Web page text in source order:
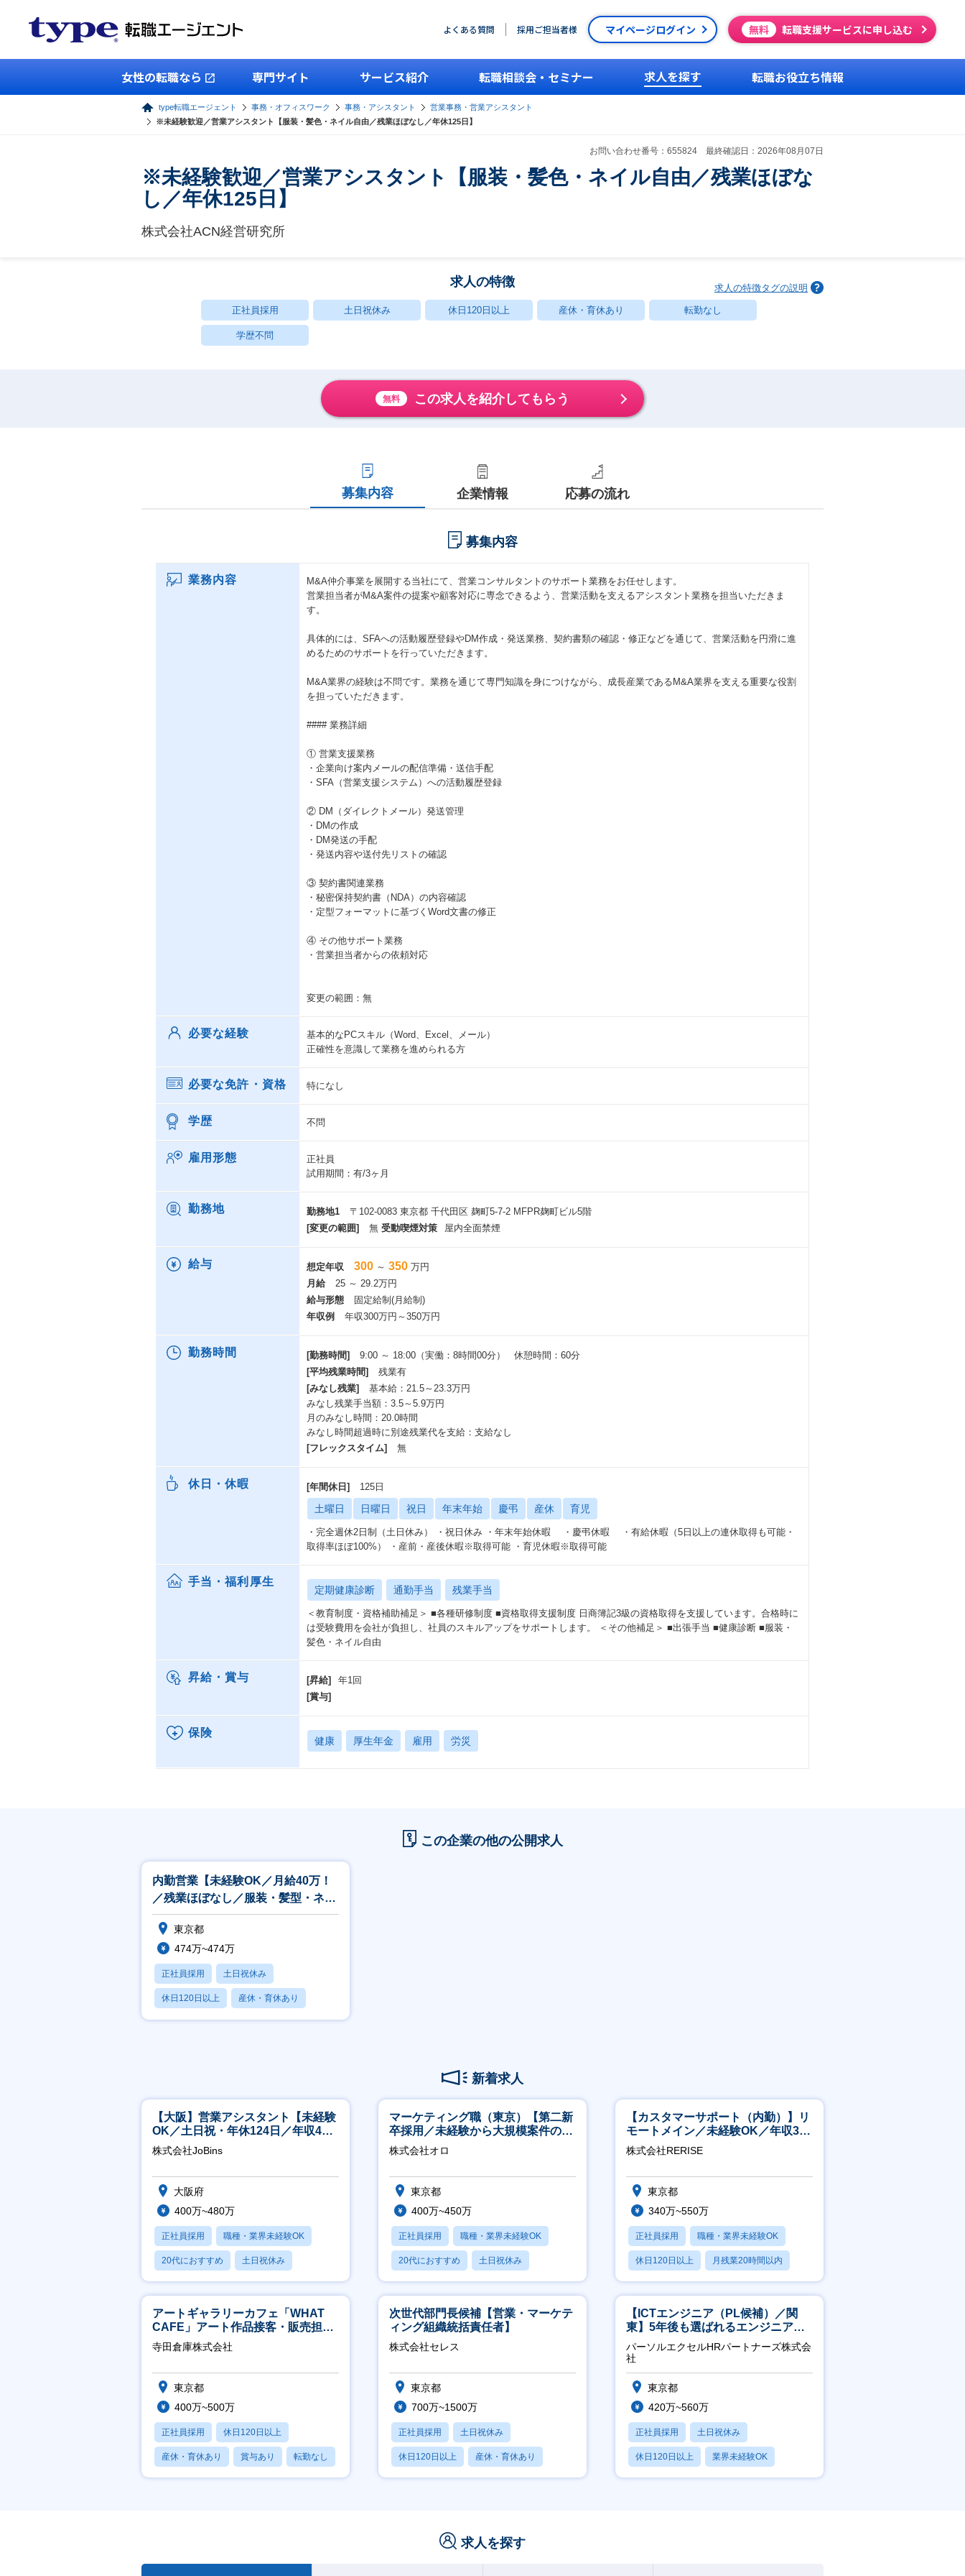
よくある質問 採用ご担当者様 マイページログイン 無料 転職支援サービスに申し込む
女性の転職なら 専門サイト サービス紹介 転職相談会・セミナー 求人を探す 転職お役立ち情報
type転職エージェント 事務・オフィスワーク 事務・アシスタント
営業事務・営業アシスタント
※未経験歓迎／営業アシスタント【服装・髪色・ネイル自由／残業ほぼなし／年休125日】
お問い合わせ番号：655824 最終確認日：2026年08月07日
※未経験歓迎／営業アシスタント【服装・髪色・ネイル自由／残業ほぼな
し／年休125日】
株式会社ACN経営研究所
求人の特徴 求人の特徴タグの説明
正社員採用 土日祝休み 休日120日以上 産休・育休あり 転勤なし
学歴不問
無料 この求人を紹介してもらう
募集内容 企業情報 応募の流れ
募集内容
業務内容
M&A仲介事業を展開する当社にて、営業コンサルタントのサポート業務をお任せします。
営業担当者がM&A案件の提案や顧客対応に専念できるよう、営業活動を支えるアシスタント業務を担当いただきま
す。
具体的には、SFAへの活動履歴登録やDM作成・発送業務、契約書類の確認・修正などを通じて、営業活動を円滑に進
めるためのサポートを行っていただきます。
M&A業界の経験は不問です。業務を通じて専門知識を身につけながら、成長産業であるM&A業界を支える重要な役割
を担っていただきます。
#### 業務詳細
① 営業支援業務
・企業向け案内メールの配信準備・送信手配
・SFA（営業支援システム）への活動履歴登録
② DM（ダイレクトメール）発送管理
・DMの作成
・DM発送の手配
・発送内容や送付先リストの確認
③ 契約書関連業務
・秘密保持契約書（NDA）の内容確認
・定型フォーマットに基づくWord文書の修正
④ その他サポート業務
・営業担当者からの依頼対応
変更の範囲：無
必要な経験
基本的なPCスキル（Word、Excel、メール）
正確性を意識して業務を進められる方
必要な免許・資格 特になし
学歴 不問
雇用形態
正社員
試用期間：有/3ヶ月
勤務地 勤務地1
〒102-0083 東京都 千代田区 麹町5-7-2 MFPR麹町ビル5階
[変更の範囲]
無 受動喫煙対策 屋内全面禁煙
給与 想定年収 300 ～ 350 万円
月給
25 ～ 29.2万円
給与形態
固定給制(月給制)
年収例
年収300万円～350万円
勤務時間 [勤務時間]
9:00 ～ 18:00（実働：8時間00分） 休憩時間：60分
[平均残業時間]
残業有
[みなし残業]
基本給：21.5～23.3万円
みなし残業手当額：3.5～5.9万円
月のみなし時間：20.0時間
みなし時間超過時に別途残業代を支給：支給なし
[フレックスタイム]
無
休日・休暇 [年間休日] 125日
土曜日 日曜日 祝日 年末年始 慶弔 産休 育児
・完全週休2日制（土日休み） ・祝日休み ・年末年始休暇 ・慶弔休暇 ・有給休暇（5日以上の連休取得も可能・
取得率ほぼ100%） ・産前・産後休暇※取得可能 ・育児休暇※取得可能
手当・福利厚生
定期健康診断 通勤手当 残業手当
＜教育制度・資格補助補足＞ ■各種研修制度 ■資格取得支援制度 日商簿記3級の資格取得を支援しています。合格時に
は受験費用を会社が負担し、社員のスキルアップをサポートします。 ＜その他補足＞ ■出張手当 ■健康診断 ■服装・
髪色・ネイル自由
昇給・賞与 [昇給]
年1回
[賞与]
保険
健康 厚生年金 雇用 労災
この企業の他の公開求人
内勤営業【未経験OK／月給40万！
／残業ほぼなし／服装・髪型・ネイ
ル自由／土日祝休】
東京都
474万~474万
正社員採用 土日祝休み
休日120日以上 産休・育休あり
月残業20時間以内
新着求人
【大阪】営業アシスタント【未経験
OK／土日祝・年休124日／年収400
万～／転勤なし】
株式会社JoBins
大阪府
400万~480万
正社員採用 職種・業界未経験OK
20代におすすめ 土日祝休み
休日120日以上
マーケティング職（東京）【第二新
卒採用／未経験から大規模案件のマ
ーケティングが経験できる／研修充
実】
株式会社オロ
東京都
400万~450万
正社員採用 職種・業界未経験OK
20代におすすめ 土日祝休み
休日120日以上
【カスタマーサポート（内勤）】リ
モートメイン／未経験OK／年収340
万～／年間休日125日
株式会社RERISE
東京都
340万~550万
正社員採用 職種・業界未経験OK
休日120日以上 月残業20時間以内
賞与あり
アートギャラリーカフェ「WHAT
CAFE」アート作品接客・販売担当
※アート領域未経験可
寺田倉庫株式会社
東京都
400万~500万
正社員採用 休日120日以上
産休・育休あり 賞与あり 転勤なし
次世代部門長候補【営業・マーケテ
ィング組織統括責任者】
株式会社セレス
東京都
700万~1500万
正社員採用 土日祝休み
休日120日以上 産休・育休あり
賞与あり
【ICTエンジニア（PL候補）／関
東】5年後も選ばれるエンジニアへ
／チーム運営・体制構築
パーソルエクセルHRパートナーズ株式会
社
東京都
420万~560万
正社員採用 土日祝休み
休日120日以上 業界未経験OK
月残業20時間以内
求人を探す